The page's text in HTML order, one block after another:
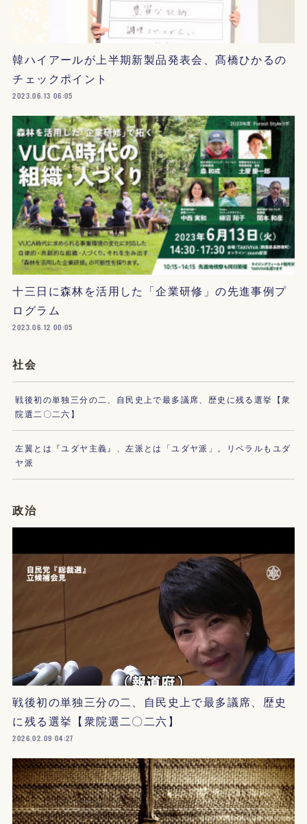
韓ハイアールが上半期新製品発表会、髙橋ひかるの
チェックポイント
2023.06.13 06:05
十三日に森林を活用した「企業研修」の先進事例プ
ログラム
2023.06.12 00:05
社会
戦後初の単独三分の二、自民史上で最多議席、歴史に残る選挙【衆
院選二〇二六】
左翼とは『ユダヤ主義』、左派とは「ユダヤ派」。リベラルもユダ
ヤ派
政治
戦後初の単独三分の二、自民史上で最多議席、歴史
に残る選挙【衆院選二〇二六】
2026.02.09 04:27